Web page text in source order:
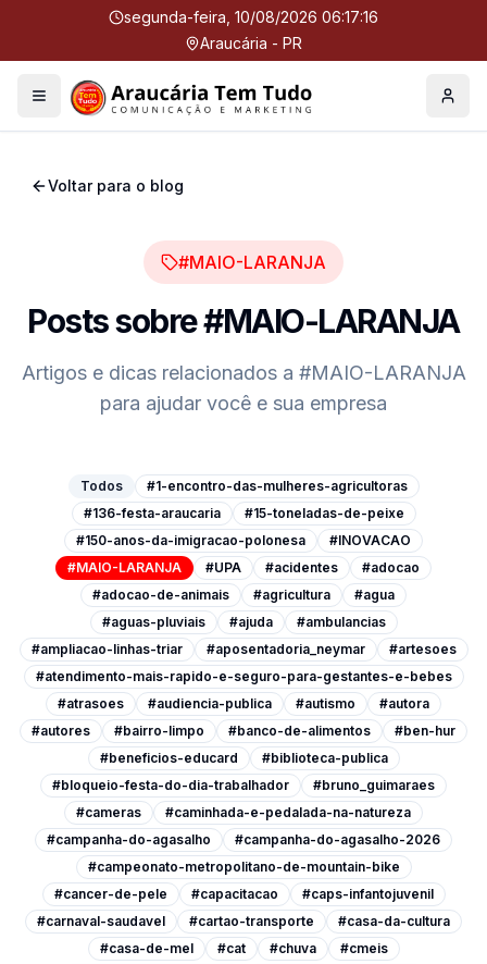
segunda-feira, 10/08/2026 06:17:17
Araucária - PR
Menu Perfil
Voltar para o blog
#MAIO-LARANJA
Posts sobre#MAIO-LARANJA
Artigos e dicas relacionados a #MAIO-LARANJA
para ajudar você e sua empresa
Todos
#1-encontro-das-mulheres-agricultoras
#136-festa-araucaria
#15-toneladas-de-peixe
#150-anos-da-imigracao-polonesa
#INOVACAO
#MAIO-LARANJA
#UPA #acidentes
#adocao
#adocao-de-animais
#agricultura
#agua
#aguas-pluviais
#ajuda
#ambulancias
#ampliacao-linhas-triar
#aposentadoria_neymar
#artesoes
#atendimento-mais-rapido-e-seguro-para-gestantes-e-bebes
#atrasoes
#audiencia-publica #autismo
#autora
#autores
#bairro-limpo #banco-de-alimentos
#ben-hur
#beneficios-educard
#biblioteca-publica
#bloqueio-festa-do-dia-trabalhador
#bruno_guimaraes
#cameras
#caminhada-e-pedalada-na-natureza
#campanha-do-agasalho
#campanha-do-agasalho-2026
#campeonato-metropolitano-de-mountain-bike
#cancer-de-pele
#capacitacao
#caps-infantojuvenil
#carnaval-saudavel
#cartao-transporte
#casa-da-cultura
#casa-de-mel
#cat #chuva
#cmeis